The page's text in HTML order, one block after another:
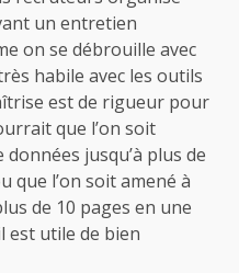
un entretien
on se débrouille avec
habile avec les outils
est de rigueur pour
que l’on soit
jusqu’à plus de
que l’on soit amené à
de 10 pages en une
est utile de bien